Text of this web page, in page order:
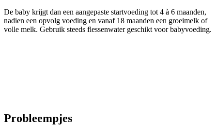
De baby krijgt dan een aangepaste startvoeding tot 4 à 6 maanden,
nadien een opvolg voeding en vanaf 18 maanden een groeimelk of
volle melk. Gebruik steeds flessenwater geschikt voor babyvoeding.
Probleempjes